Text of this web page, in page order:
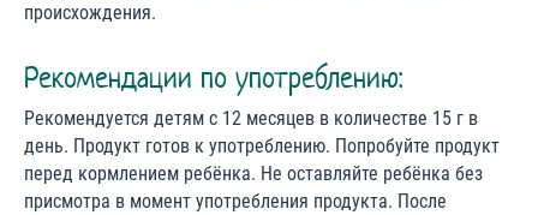
происхождения.
Рекомендации по употреблению:
Рекомендуется детям с 12 месяцев в количестве 15 г в
день. Продукт готов к употреблению. Попробуйте продукт
перед кормлением ребёнка. Не оставляйте ребёнка без
присмотра в момент употребления продукта. После